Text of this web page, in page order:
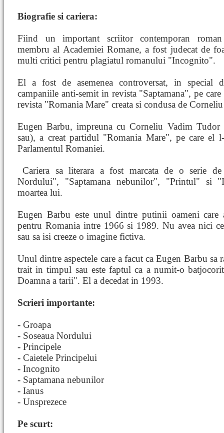
Biografie si cariera:
Fiind un important scriitor contemporan
membru al Academiei Romane, a fost judecat de
multi critici pentru plagiatul romanului "Incognito".
El a fost de asemenea controversat, in special
campaniile anti-semit in revista "Saptamana", pe
revista "Romania Mare" creata si condusa de
Eugen Barbu, impreuna cu Corneliu Vadim Tudor
sau), a creat partidul "Romania Mare", pe care el
Parlamentul Romaniei.
Cariera sa literara a fost marcata de o serie
Nordului", "Saptamana nebunilor", "Printul" si
moartea lui.
Eugen Barbu este unul dintre putinii oameni care
pentru Romania intre 1966 si 1989. Nu avea nici
sau sa isi creeze o imagine fictiva.
Unul dintre aspectele care a facut ca Eugen Barbu sa
trait in timpul sau este faptul ca a numit-o
Doamna a tarii". El a decedat in 1993.
Scrieri importante:
- Groapa
- Soseaua Nordului
- Principele
- Caietele Principelui
- Incognito
- Saptamana nebunilor
- Ianus
- Unsprezece
Pe scurt: